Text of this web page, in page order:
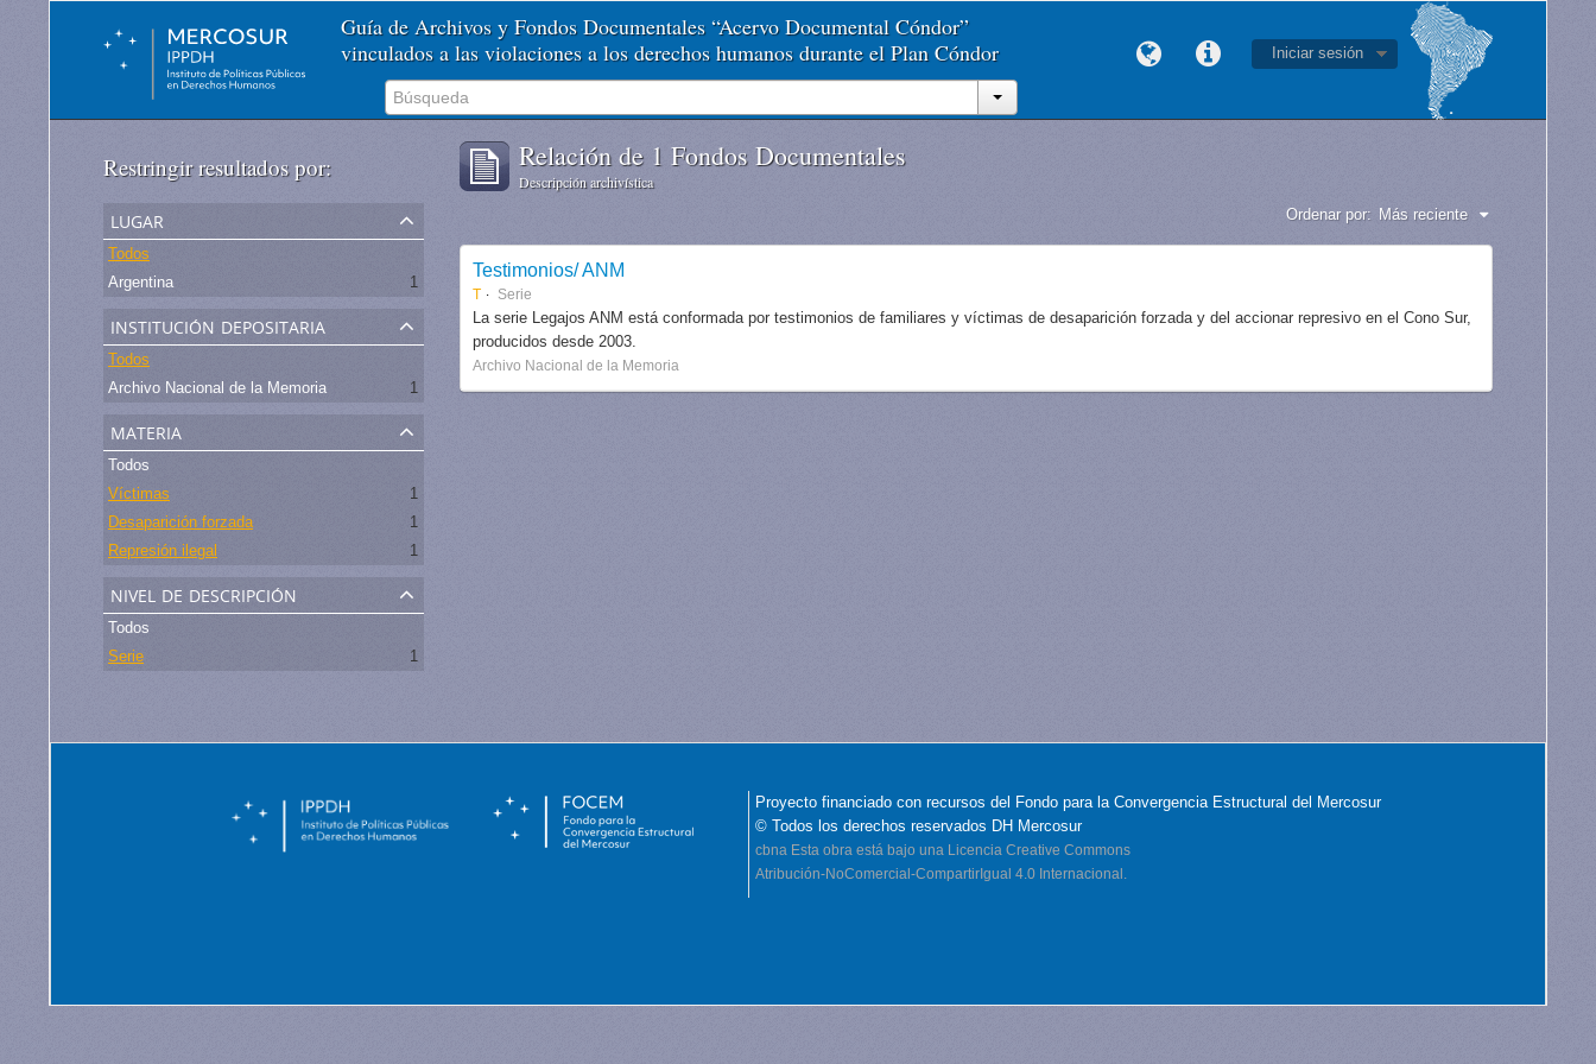
Guía de Archivos y Fondos Documentales “Acervo Documental Cóndor”
vinculados a las violaciones a los derechos humanos durante el Plan Cóndor
Iniciar sesión
Restringir resultados por:
lugar
Todos
Argentina
1
institución depositaria
Todos
Archivo Nacional de la Memoria
1
materia
Todos
Víctimas
1
Desaparición forzada
1
Represión ilegal
1
nivel de descripción
Todos
Serie
1
Relación de 1 Fondos Documentales
Descripción archivística
Ordenar por: Más reciente
Testimonios/ ANM
T Serie
La serie Legajos ANM está conformada por testimonios de familiares y víctimas de desaparición forzada y del accionar represivo en el Cono Sur,
producidos desde 2003.
Archivo Nacional de la Memoria
Proyecto financiado con recursos del Fondo para la Convergencia Estructural del Mercosur
© Todos los derechos reservados DH Mercosur
cbna Esta obra está bajo una Licencia Creative Commons
Atribución-NoComercial-CompartirIgual 4.0 Internacional.